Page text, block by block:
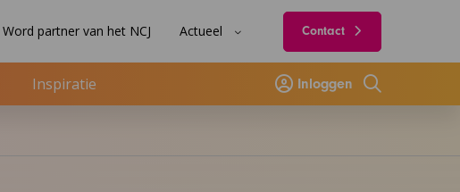
Word partner van het NCJ Actueel Contact
Inspiratie Inloggen
Zoeken